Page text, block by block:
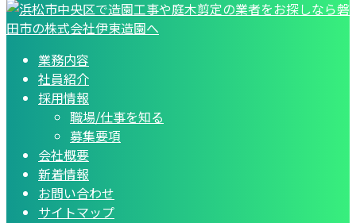
業務内容
社員紹介
採用情報
職場/仕事を知る
募集要項
会社概要
新着情報
お問い合わせ
サイトマップ